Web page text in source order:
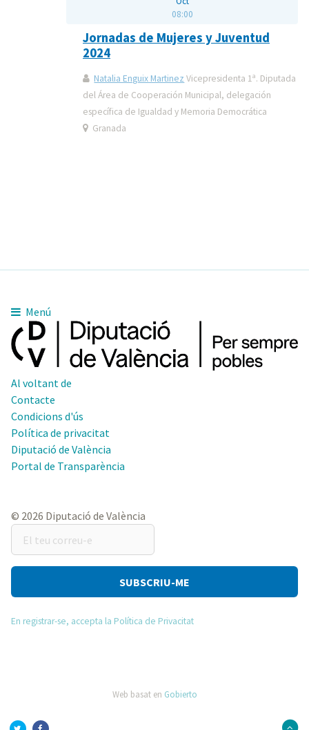
08:00
Jornadas de Mujeres y Juventud
2024
Natalia Enguix Martinez Vicepresidenta 1ª. Diputada
del Área de Cooperación Municipal, delegación
específica de Igualdad y Memoria Democrática
Granada
Menú
Al voltant de
Contacte
Condicions d'ús
Política de privacitat
Diputació de València
Portal de Transparència
© 2026 Diputació de València
teu
correu-
En registrar-se, accepta la Política de Privacitat
Web basat en Gobierto